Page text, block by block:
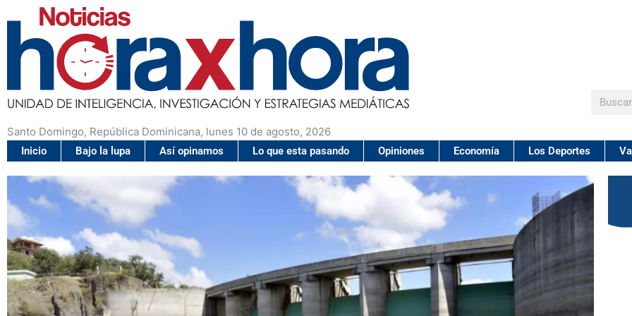
Santo Domingo, República Dominicana, lunes 10 de agosto, 2026
Buscar
Inicio Bajo la lupa Así opinamos Lo que esta pasando Opiniones Economía Los Deportes